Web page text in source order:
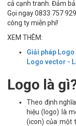
cả cạnh tranh. Đảm
Gọi ngay 0833 757
công ty miễn phí!
XEM THÊM:
Giải pháp
Logo vector -
Logo là
Theo định
hiệu (logo) là
(icon) của một